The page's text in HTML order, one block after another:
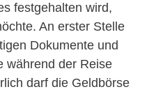
festgehalten wird,
An erster Stelle
Dokumente und
während der Reise
darf die Geldbörse